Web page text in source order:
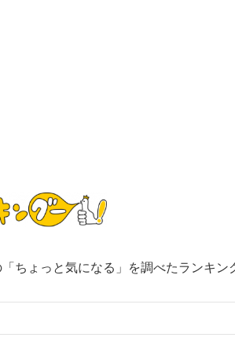
ちょっと気になる」を調べたランキン